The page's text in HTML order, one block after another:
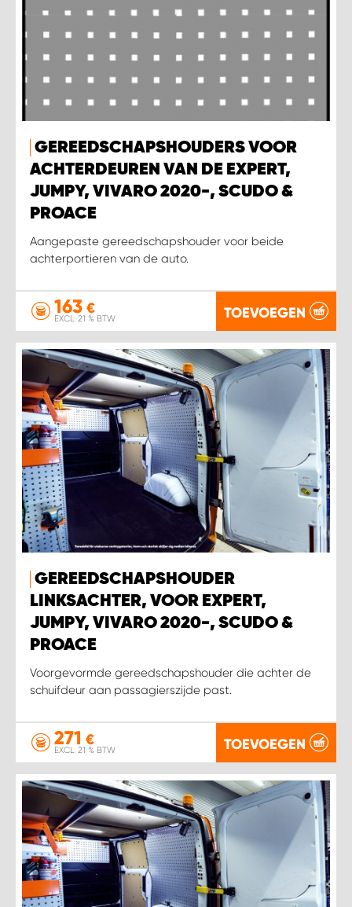
GEREEDSCHAPSHOUDERS VOOR
ACHTERDEUREN VAN DE EXPERT,
JUMPY, VIVARO 2020-, SCUDO &
PROACE
Aangepaste gereedschapshouder voor beide
achterportieren van de auto.
163 €
EXCL. 21 % BTW TOEVOEGEN
GEREEDSCHAPSHOUDER
LINKSACHTER, VOOR EXPERT,
JUMPY, VIVARO 2020-, SCUDO &
PROACE
Voorgevormde gereedschapshouder die achter de
schuifdeur aan passagierszijde past.
271 €
EXCL. 21 % BTW TOEVOEGEN